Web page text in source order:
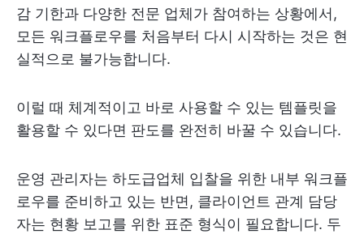
감 기한과 다양한 전문 업체가 참여하는 상황에서,
모든 워크플로우를 처음부터 다시 시작하는 것은 현
실적으로 불가능합니다.
이럴 때 체계적이고 바로 사용할 수 있는 템플릿을
활용할 수 있다면 판도를 완전히 바꿀 수 있습니다.
운영 관리자는 하도급업체 입찰을 위한 내부 워크플
로우를 준비하고 있는 반면, 클라이언트 관계 담당
자는 현황 보고를 위한 표준 형식이 필요합니다. 두